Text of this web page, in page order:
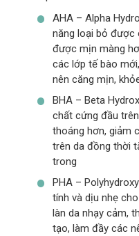
AHA – Alpha
năng loại bỏ được
được mịn màng
các lớp tế bào
nên căng mịn,
BHA – Beta
chất cứng đầu
thoáng hơn, giảm
trên da đồng thời
trong
PHA –
tính và dịu nhẹ
làn da nhạy cảm,
tạo, làm đầy các